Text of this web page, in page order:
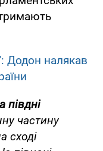
Додон налякав
півдні
частину
сході